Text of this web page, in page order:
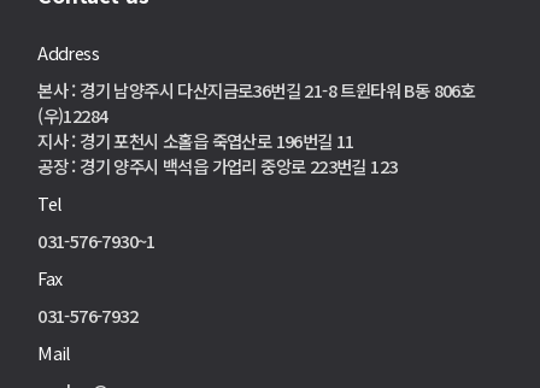
Address
본사 : 경기 남양주시 다산지금로36번길 21-8 트윈타워 B동 806호
(우)12284
지사 : 경기 포천시 소홀읍 죽엽산로 196번길 11
공장 : 경기 양주시 백석읍 가업리 중앙로 223번길 123
Tel
031-576-7930~1
Fax
031-576-7932
Mail